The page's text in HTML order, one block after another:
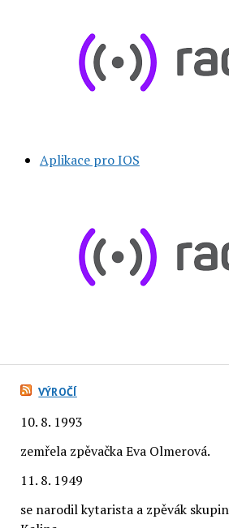
Aplikace pro IOS
VÝROČÍ
10. 8. 1993
zemřela zpěvačka Eva Olmerová.
11. 8. 1949
se narodil kytarista a zpěvák